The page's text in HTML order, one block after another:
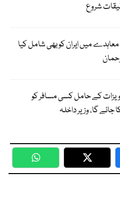
شروع
میں ایران کو بھی شامل کیا
کے حامل کسی مسافر کو
جائے گا، وزیر داخلہ
WhatsApp Twitter